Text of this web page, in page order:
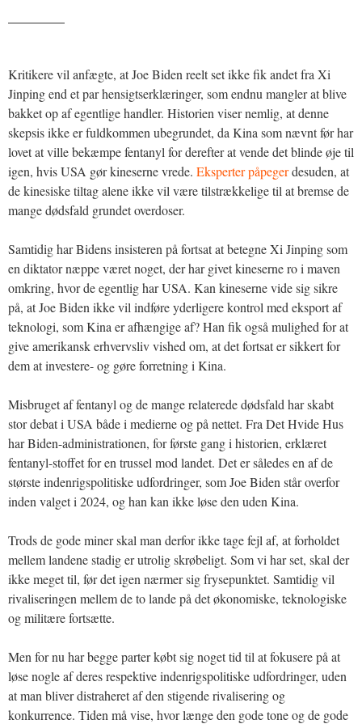
Kritikere vil anfægte, at Joe Biden reelt set ikke fik andet fra Xi
Jinping end et par hensigtserklæringer, som endnu mangler at blive
bakket op af egentlige handler. Historien viser nemlig, at denne
skepsis ikke er fuldkommen ubegrundet, da Kina som nævnt før har
lovet at ville bekæmpe fentanyl for derefter at vende det blinde øje til
igen, hvis USA gør kineserne vrede. Eksperter påpegerdesuden, at
de kinesiske tiltag alene ikke vil være tilstrækkelige til at bremse de
mange dødsfald grundet overdoser.
Samtidig har Bidens insisteren på fortsat at betegne Xi Jinping som
en diktator næppe været noget, der har givet kineserne ro i maven
omkring, hvor de egentlig har USA. Kan kineserne vide sig sikre
på, at Joe Biden ikke vil indføre yderligere kontrol med eksport af
teknologi, som Kina er afhængige af? Han fik også mulighed for at
give amerikansk erhvervsliv vished om, at det fortsat er sikkert for
dem at investere- og gøre forretning i Kina.
Misbruget af fentanyl og de mange relaterede dødsfald har skabt
stor debat i USA både i medierne og på nettet. Fra Det Hvide Hus
har Biden-administrationen, for første gang i historien, erklæret
fentanyl-stoffet for en trussel mod landet. Det er således en af de
største indenrigspolitiske udfordringer, som Joe Biden står overfor
inden valget i 2024, og han kan ikke løse den uden Kina.
Trods de gode miner skal man derfor ikke tage fejl af, at forholdet
mellem landene stadig er utrolig skrøbeligt. Som vi har set, skal der
ikke meget til, før det igen nærmer sig frysepunktet. Samtidig vil
rivaliseringen mellem de to lande på det økonomiske, teknologiske
og militære fortsætte.
Men for nu har begge parter købt sig noget tid til at fokusere på at
løse nogle af deres respektive indenrigspolitiske udfordringer, uden
at man bliver distraheret af den stigende rivalisering og
konkurrence. Tiden må vise, hvor længe den gode tone og de gode